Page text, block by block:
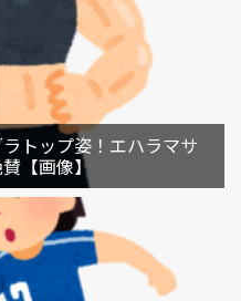
トップ姿！エハラマサ
【画像】